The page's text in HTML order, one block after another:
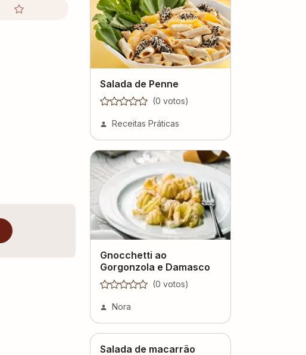
Salada de Penne
(0 votos)
Receitas Práticas
Gnocchetti ao
Gorgonzola e Damasco
(0 votos)
Nora
Salada de macarrão